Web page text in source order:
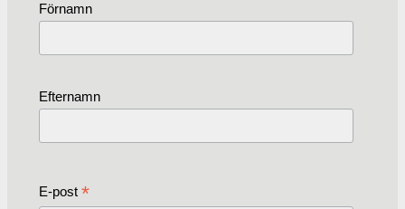
Förnamn
Efternamn
E-post *